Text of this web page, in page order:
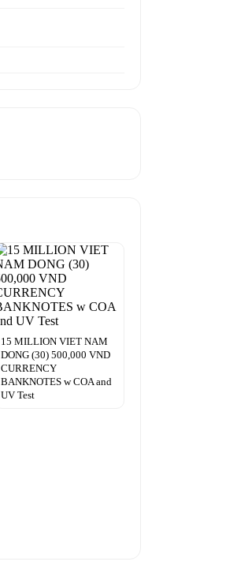
15 MILLION VIET NAM
DONG (30) 500,000 VND
CURRENCY
BANKNOTES w COA and
UV Test